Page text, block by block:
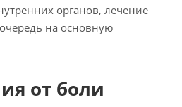
органов, лечение
на основную
от боли